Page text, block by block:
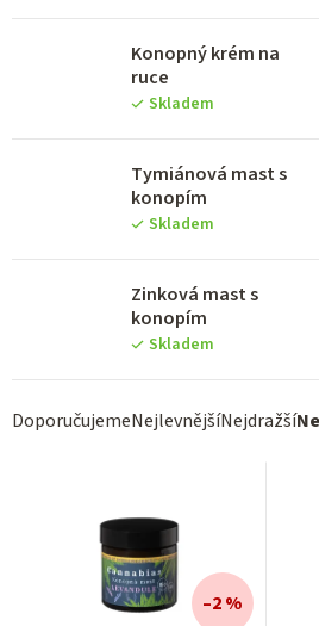
Konopný krém na
ruce
Skladem
Tymiánová mast s
konopím
Skladem
Zinková mast s
konopím
Skladem
Ř
DoporučujemeNejlevnějšíNejdražší
–2 %